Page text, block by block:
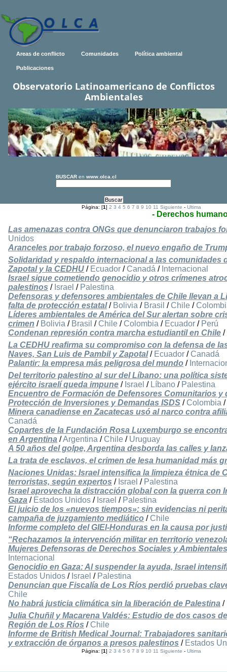
Areas de conflicto Comunidades Política ambiental
Publicaciones
Observatorio Latinoamericano de Conflictos
Ambientales
BUSCAR en www.olca.cl
Página: [1]2 3 4 5 6 7 8 9 10 11 Siguiente -Ultima
- Derechos
Las amenazas contra ONGs que denunciaron trabajos
Unidos
Aranceles por trabajo forzoso, el nuevo engaño de
Solidaridad y respaldo internacional a las comunidades
Zapotal y la CEDHU / Ecuador / Canadá / Internacional
Israel sigue cometiendo genocidio y otros crímenes
palestinos / Israel / Palestina
Defensoras y defensores ambientales de Chile llevan a
falta de protección estatal/ Bolivia / Brasil / Chile /
Líderes ambientales de América del Sur alertan sobre
crimen / Bolivia / Brasil / Chile / Colombia / Ecuador / Perú
Condenan represión contra marcha estudiantil en Chile /
La CEDHU reafirma su compromiso con la defensa de
Naves, San Luis de Pambil y Zapotal/ Ecuador / Canadá
Palantir: la empresa más peligrosa del mundo /
Del territorio palestino al sur del Líbano: una política
ejército israelí queda impune / Israel / Líbano / Palestina
Encuentro de Formación de Defensores Comunitarios y
Protección de Inversiones y Demandas ISDS / Colombia /
Minera canadiense en Zacatecas usó al narco contra
Canadá
Copartes de la Fundación Rosa Luxemburgo se
en Argentina /Argentina / Chile / Uruguay
A 50 años del golpe, Argentina desborda las calles y
La trata de esclavos, el crimen de lesa humanidad más
Naciones Unidas: Israel intensifica la limpieza étnica de
terroristas, según expertos / Israel / Palestina
Israel aprovecha la distracción global con la guerra con
Gaza / Estados Unidos / Israel / Palestina
El juicio de los «nuevos tiempos»: sin evidencias ni
campaña de juzgamiento mediático / Chile
Informe completo del GIEI-Honduras en la causa por
“Rechazamos la intervención militar en territorio
Mujeres Defensoras de Derechos Sociales y Ambientales
Internacional
Genocidio en Gaza: Al suspender la ayuda, Israel
Estados Unidos / Israel / Palestina
Denuncian que Fiscalía de Los Ríos perdió pruebas
Chile
No habrá justicia climática sin la liberación de Palestina /
Julia Chuñil y Macarena Valdés: Estudio de dos casos
Región de Los Ríos / Chile
Informe de British Medical Journal: Trabajadores
y extracción de órganos a presos palestinos / Estados
Página: [1]2 3 4 5 6 7 8 9 10 11 Siguiente -Ultima